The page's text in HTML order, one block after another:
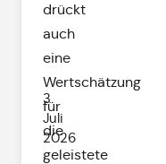
3.
Juli
2026
drückt
auch
eine
Wertschätzung
für
die
geleistete